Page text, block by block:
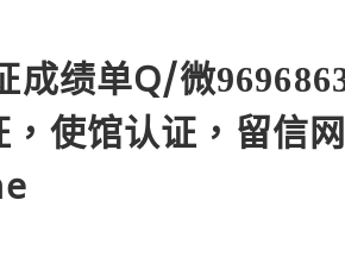
绩单Q/微
使馆认证，留信